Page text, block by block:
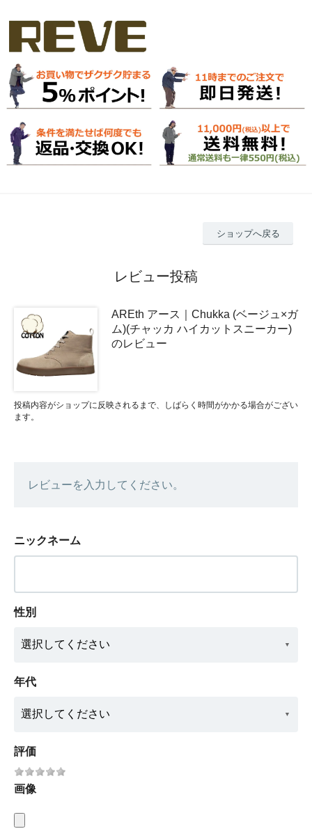
ショップへ戻る
レビュー投稿
AREth アース｜Chukka (ベージュ×ガ
ム)(チャッカ ハイカットスニーカー)
のレビュー
投稿内容がショップに反映されるまで、しばらく時間がかかる場合がござい
ます。
レビューを入力してください。
ニックネーム
性別
年代
評価
画像